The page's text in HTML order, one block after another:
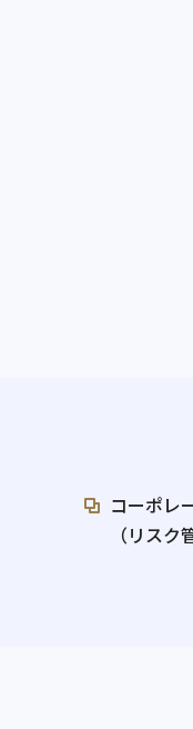
コーポレ
（リスク